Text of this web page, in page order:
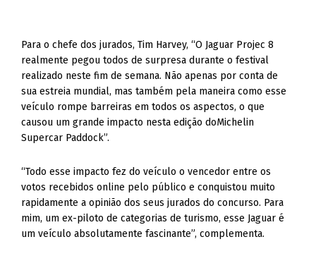
Para o chefe dos jurados, Tim Harvey, “O Jaguar Projec 8
realmente pegou todos de surpresa durante o festival
realizado neste fim de semana. Não apenas por conta de
sua estreia mundial, mas também pela maneira como esse
veículo rompe barreiras em todos os aspectos, o que
causou um grande impacto nesta edição doMichelin
Supercar Paddock”.
“Todo esse impacto fez do veículo o vencedor entre os
votos recebidos online pelo público e conquistou muito
rapidamente a opinião dos seus jurados do concurso. Para
mim, um ex-piloto de categorias de turismo, esse Jaguar é
um veículo absolutamente fascinante”, complementa.